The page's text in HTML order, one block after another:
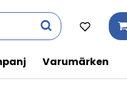
Varumärken